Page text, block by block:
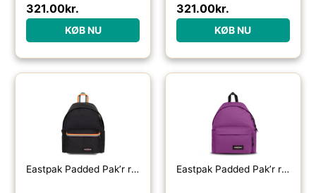
321.00kr.
KØB NU
321.00kr.
KØB NU
Eastpak Padded Pak’r rygsæk 24L-color band rainbow – Skoletasker / -rygsække Eastpak Padded Pak’r rygsæk 24L-fig purple – Skoletasker / -rygsække